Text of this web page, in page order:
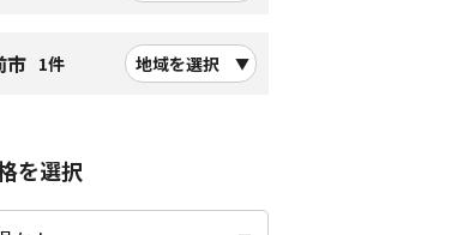
市 1件 地域を選択
を選択